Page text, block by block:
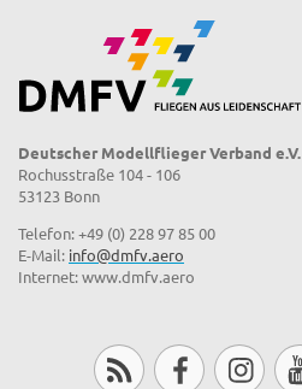
Deutscher Modellflieger Verband e.V.
Rochusstraße 104 - 106
53123 Bonn
Telefon: +49 (0) 228 97 85 00
E-Mail: info@dmfv.aero
Internet: www.dmfv.aero